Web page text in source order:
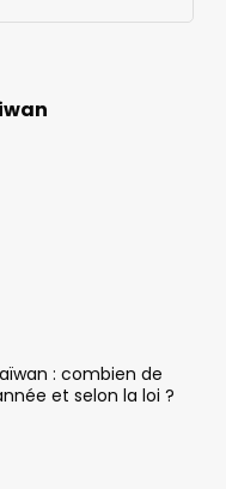
: combien de
et selon la loi ?